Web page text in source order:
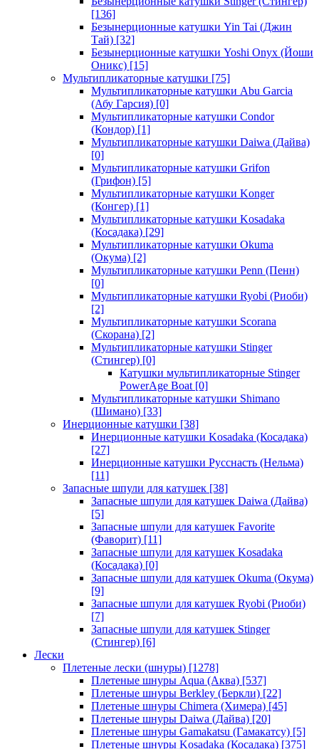
[136]
Безынерционные катушки Yin Tai (Джин
Тай) [32]
Безынерционные катушки Yoshi Onyx (Йоши
Оникс) [15]
Мультипликаторные катушки [75]
Мультипликаторные катушки Abu Garcia
(Абу Гарсия) [0]
Мультипликаторные катушки Condor
(Кондор) [1]
Мультипликаторные катушки Daiwa (Дайва)
[0]
Мультипликаторные катушки Grifon
(Грифон) [5]
Мультипликаторные катушки Konger
(Конгер) [1]
Мультипликаторные катушки Kosadaka
(Косадака) [29]
Мультипликаторные катушки Okuma
(Окума) [2]
Мультипликаторные катушки Penn (Пенн)
[0]
Мультипликаторные катушки Ryobi (Риоби)
[2]
Мультипликаторные катушки Scorana
(Скорана) [2]
Мультипликаторные катушки Stinger
(Стингер) [0]
Катушки мультипликаторные Stinger
PowerAge Boat [0]
Мультипликаторные катушки Shimano
(Шимано) [33]
Инерционные катушки [38]
Инерционные катушки Kosadaka (Косадака)
[27]
Инерционные катушки Русснасть (Нельма)
[11]
Запасные шпули для катушек [38]
Запасные шпули для катушек Daiwa (Дайва)
[5]
Запасные шпули для катушек Favorite
(Фаворит) [11]
Запасные шпули для катушек Kosadaka
(Косадака) [0]
Запасные шпули для катушек Okuma (Окума)
[9]
Запасные шпули для катушек Ryobi (Риоби)
[7]
Запасные шпули для катушек Stinger
(Стингер) [6]
Лески
Плетеные лески (шнуры) [1278]
Плетеные шнуры Aqua (Аква) [537]
Плетеные шнуры Berkley (Беркли) [22]
Плетеные шнуры Chimera (Химера) [45]
Плетеные шнуры Daiwa (Дайва) [20]
Плетеные шнуры Gamakatsu (Гамакатсу) [5]
Плетеные шнуры Kosadaka (Косадака) [375]